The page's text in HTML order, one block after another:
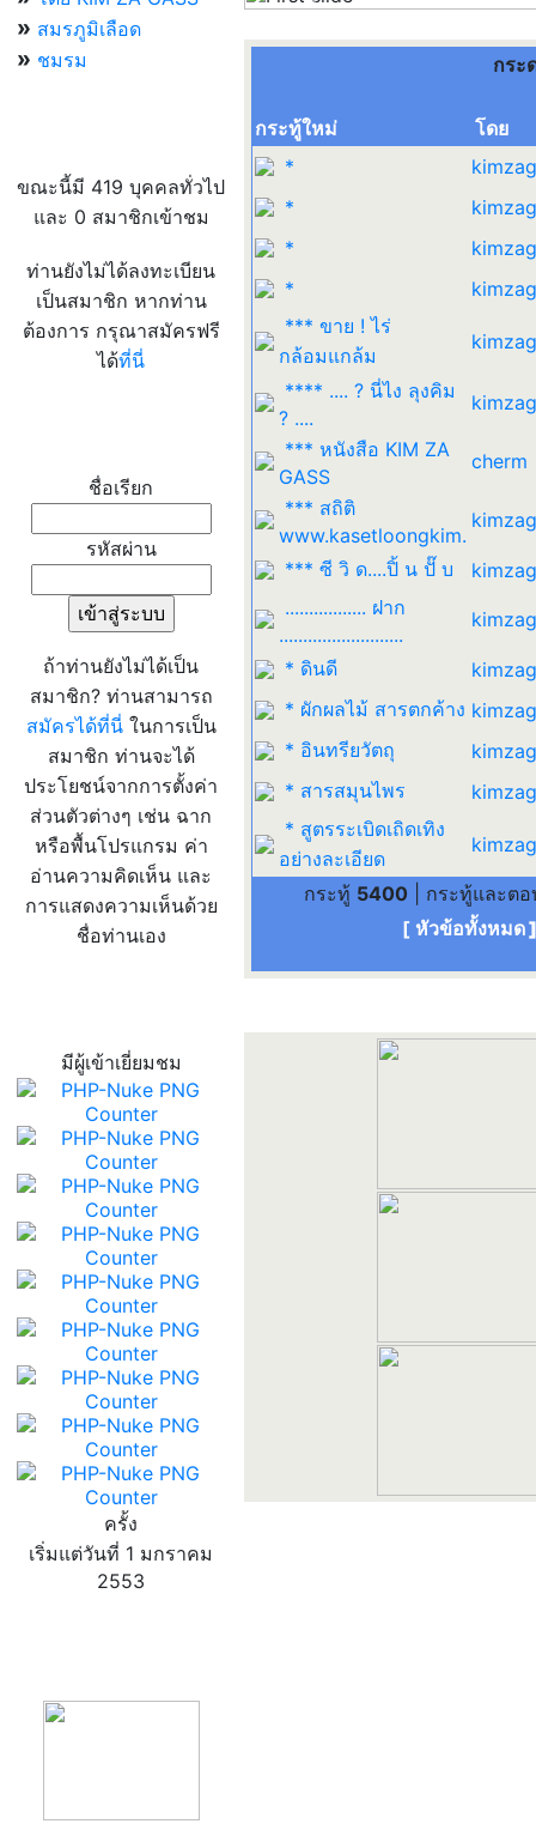
» สมรภูมิเลือด
» ชมรม
ขณะนี้มี 419 บุคคลทั่วไป
และ 0 สมาชิกเข้าชม
ท่านยังไม่ได้ลงทะเบียน
เป็นสมาชิก หากท่าน
ต้องการ กรุณาสมัครฟรี
ได้ที่นี่
ชื่อเรียก
รหัสผ่าน
ถ้าท่านยังไม่ได้เป็น
สมาชิก? ท่านสามารถ
สมัครได้ที่นี่ในการเป็น
สมาชิก ท่านจะได้
ประโยชน์จากการตั้งค่า
ส่วนตัวต่างๆ เช่น ฉาก
หรือพื้นโปรแกรม ค่า
อ่านความคิดเห็น และ
การแสดงความเห็นด้วย
ชื่อท่านเอง
มีผู้เข้าเยี่ยมชม
ครั้ง
เริ่มแต่วันที่ 1 มกราคม
2553
Previous
กระ
กระทู้ใหม่
โดย
*
*
*
*
*** ขาย ! ไร่
กล้อมแกล้ม
**** .... ? นี่ไง ลุงคิม
? ....
*** หนังสือ KIM ZA
GASS
cherm
*** สถิติ
www.kasetloongkim.
*** ซี วิ ด....ปิ้ น ปั๊ บ
................. ฝาก
..........................
* ดินดี
* ผักผลไม้ สารตกค้าง
* อินทรียวัตถุ
* สารสมุนไพร
* สูตรระเบิดเถิดเทิง
อย่างละเอียด
กระทู้ 5400 | กระทู้และต
[ หัวข้อทั้งหมด